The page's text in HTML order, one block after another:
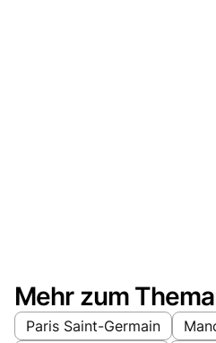
Mehr zum
Paris Saint-Germain